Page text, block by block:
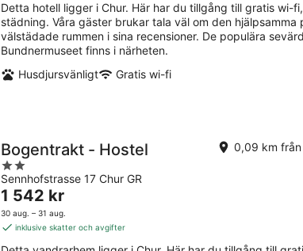
natt
Detta hotell ligger i Chur. Här har du tillgång till gratis wi-
städning. Våra gäster brukar tala väl om den hjälpsamma
välstädade rummen i sina recensioner. De populära
Bundnermuseet finns i närheten.
Husdjursvänligt
Gratis wi-fi
Bogentrakt - Hostel
2
out
of
5
Sennhofstrasse 17 Chur GR
0,09 km från
Priset
är
1 542 kr
1 542 kr
30 aug. – 31 aug.
inklusive skatter och avgifter